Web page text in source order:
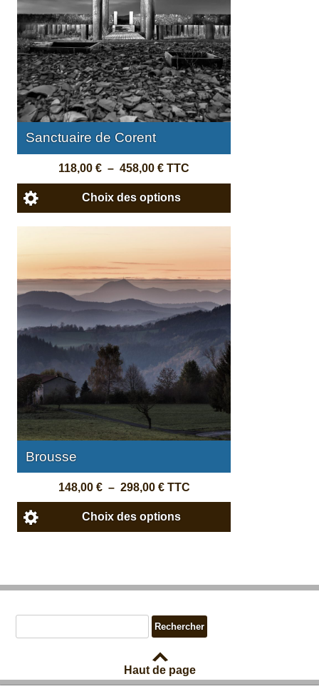
Sanctuaire de Corent
118,00€ – 458,00€ TTC
Choix des options
Brousse
148,00 € – 298,00 € TTC
Choix des options
Haut de page